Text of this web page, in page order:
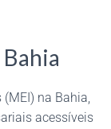
na Bahia,
acessíveis